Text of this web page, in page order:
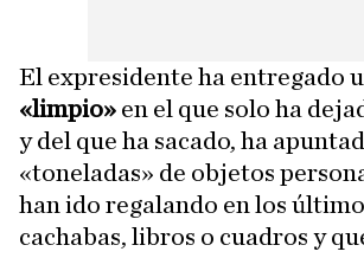
El expresidente ha entregado
«limpio» en el que solo ha
y del que ha sacado, ha
«toneladas» de objetos
han ido regalando en los
cachabas, libros o cuadros y